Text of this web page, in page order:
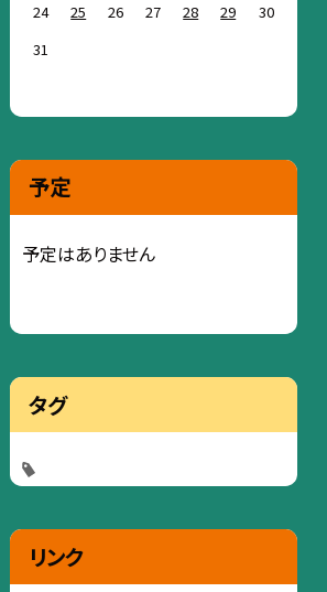
24
25 26 27 28 29
30
31
予定
予定はありません
タグ
リンク